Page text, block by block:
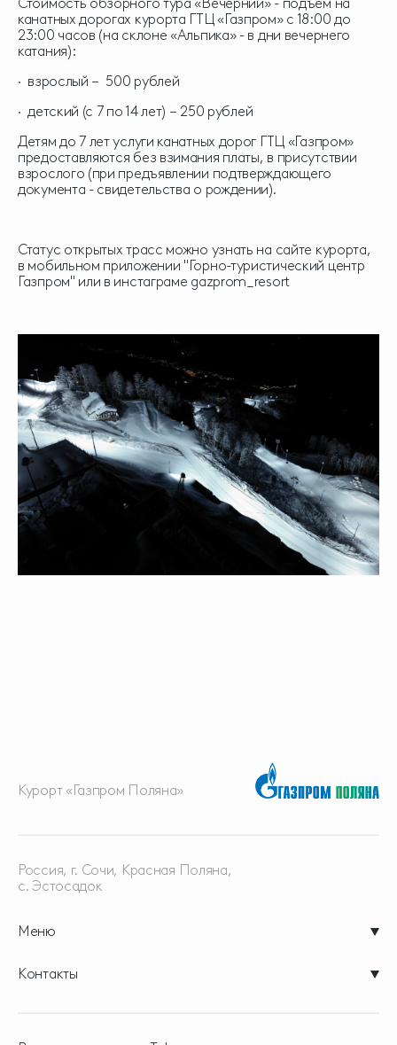
канатных дорогах курорта ГТЦ «Газпром» с 18:00 до
23:00 часов (на склоне «Альпика» - в дни вечернего
катания):
· взрослый – 500 рублей
· детский (с 7 по 14 лет) – 250 рублей
Детям до 7 лет услуги канатных дорог ГТЦ «Газпром»
предоставляются без взимания платы, в присутствии
взрослого (при предъявлении подтверждающего
документа - свидетельства о рождении).
Статус открытых трасс можно узнать на сайте курорта,
в мобильном приложении "Горно-туристический центр
Газпром" или в инстаграме gazprom_resort
Курорт «Газпром Поляна»
Меню
Россия, г. Сочи, Красная Поляна,
с. Эстосадок
Контакты